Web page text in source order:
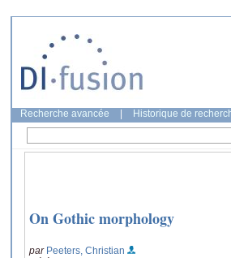
Recherche avancée Historique de
On Gothic morphology
par Peeters, Christian